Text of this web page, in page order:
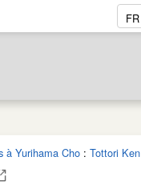
à Yurihama Cho : Tottori Ken